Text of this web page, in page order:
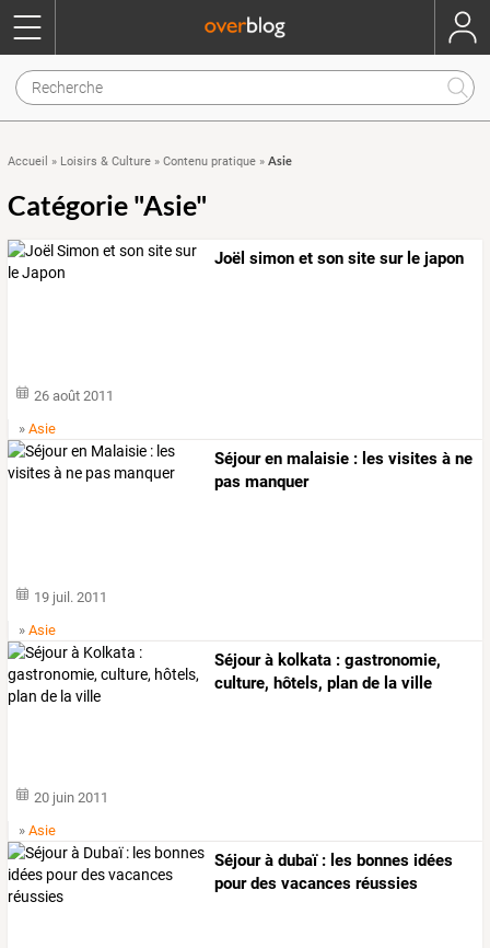
Accueil » Loisirs & Culture » Contenu pratique » Asie
Catégorie "Asie"
Joël simon et son site sur le japon
26 août 2011
»Asie
Séjour en malaisie : les visites à ne
pas manquer
19 juil. 2011
»Asie
Séjour à kolkata : gastronomie,
culture, hôtels, plan de la ville
20 juin 2011
»Asie
Séjour à dubaï : les bonnes idées
pour des vacances réussies